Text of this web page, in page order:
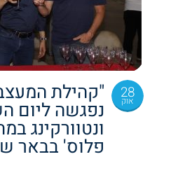
28
אוק "קהילת
נפגשה ליום
ונטוורקינג
פלוס' בבאר